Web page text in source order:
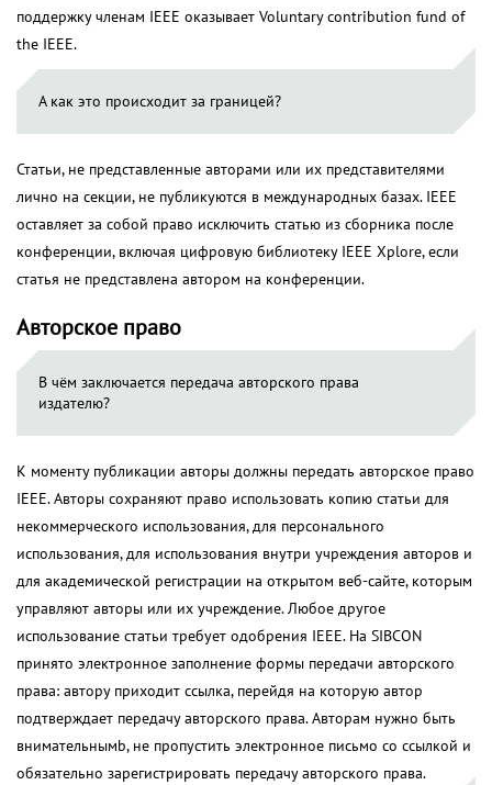
поддержку членам IEEE оказывает Voluntary contribution fund of
the IEEE.
А как это происходит за границей?
Статьи, не представленные авторами или их представителями
лично на секции, не публикуются в международных базах. IEEE
оставляет за собой право исключить статью из сборника после
конференции, включая цифровую библиотеку IEEE Xplore, если
статья не представлена автором на конференции.
Авторское право
В чём заключается передача авторского права
издателю?
К моменту публикации авторы должны передать авторское право
IEEE. Авторы сохраняют право использовать копию статьи для
некоммерческого использования, для персонального
использования, для использования внутри учреждения авторов и
для академической регистрации на открытом веб-сайте, которым
управляют авторы или их учреждение. Любое другое
использование статьи требует одобрения IEEE. На SIBCON
принято электронное заполнение формы передачи авторского
права: автору приходит ссылка, перейдя на которую автор
подтверждает передачу авторского права. Авторам нужно быть
внимательнымb, не пропустить электронное письмо со ссылкой и
обязательно зарегистрировать передачу авторского права.